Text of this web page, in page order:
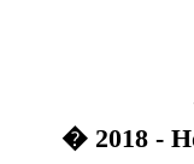
� 2018